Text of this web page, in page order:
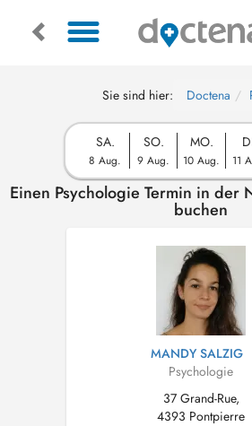
Sie sind hier: Doctena
SA.
8 Aug.
SO.
9 Aug.
MO.
10 Aug. 11
Einen Psychologie Termin in der
buchen
MANDY SALZIG
Psychologie
37 Grand-Rue,
4393 Pontpierre